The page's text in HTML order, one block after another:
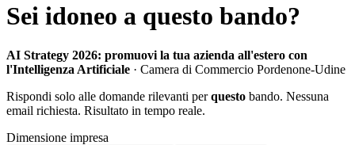
Sei idoneo a questo bando?
AI Strategy 2026: promuovi la tua azienda all'estero con
l'Intelligenza Artificiale · Camera di Commercio Pordenone-Udine
Rispondi solo alle domande rilevanti perquesto bando. Nessuna
email richiesta. Risultato in tempo reale.
Dimensione impresa